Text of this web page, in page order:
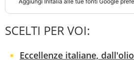
SCELTI PER VOI:
Eccellenze italiane,